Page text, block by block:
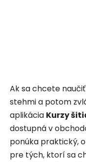
Ak sa chcete
stehmi a potom
aplikácia Kurzy
dostupná v
ponúka praktický,
pre tých, ktorí sa